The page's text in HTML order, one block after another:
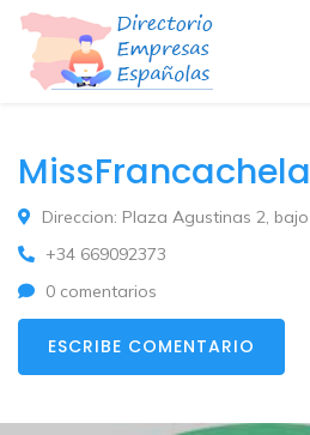
MissFrancachela
Direccion: Plaza Agustinas 2, bajo
+34 669092373
0 comentarios
ESCRIBE COMENTARIO